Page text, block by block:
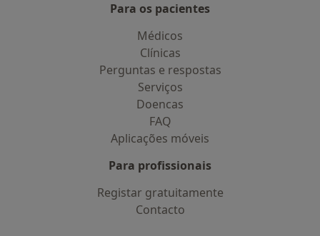
Para os pacientes
Médicos
Clínicas
Perguntas e respostas
Serviços
Doencas
FAQ
Aplicações móveis
Para profissionais
Registar gratuitamente
Contacto